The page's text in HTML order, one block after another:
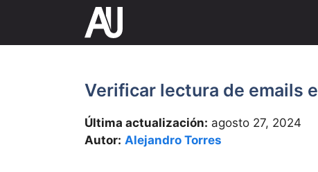
contenido
Verificar lectura de emails
Última actualización: agosto 27, 2024
Autor: Alejandro Torres